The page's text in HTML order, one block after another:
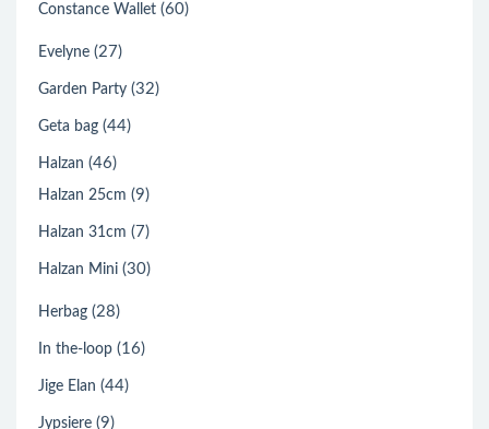
Constance Wallet (60)
Evelyne (27)
Garden Party (32)
Geta bag (44)
Halzan (46)
Halzan 25cm (9)
Halzan 31cm (7)
Halzan Mini (30)
Herbag (28)
In the-loop (16)
Jige Elan (44)
Jypsiere (9)